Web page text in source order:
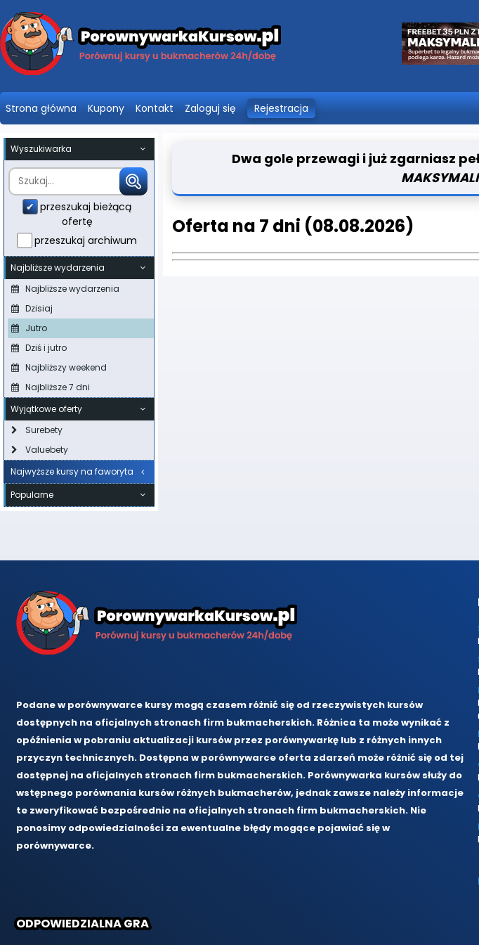
Strona główna Kupony Kontakt Zaloguj się Rejestracja
Wyszukiwarka
przeszukaj bieżącą
ofertę
przeszukaj archiwum
Najbliższe wydarzenia
Najbliższe wydarzenia
Dzisiaj
Jutro
Dziś i jutro
Najbliższy weekend
Najbliższe 7 dni
Wyjątkowe oferty
Surebety
Valuebety
Najwyższe kursy na faworyta
Popularne
Dwa gole przewagi i już zgarniasz
Oferta na 7 dni (08.08.2026)
Podane w porównywarce kursy mogą czasem różnić się od rzeczywistych kursów
dostępnych na oficjalnych stronach firm bukmacherskich. Różnica ta może wynikać z
opóźnienia w pobraniu aktualizacji kursów przez porównywarkę lub z różnych innych
przyczyn technicznych. Dostępna w porównywarce oferta zdarzeń może różnić się od tej
dostępnej na oficjalnych stronach firm bukmacherskich. Porównywarka kursów służy do
wstępnego porównania kursów różnych bukmacherów, jednak zawsze należy informacje
te zweryfikować bezpośrednio na oficjalnych stronach firm bukmacherskich. Nie
ponosimy odpowiedzialności za ewentualne błędy mogące pojawiać się w
porównywarce.
ODPOWIEDZIALNA GRA